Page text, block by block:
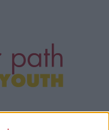
την τηλεμάθηση"